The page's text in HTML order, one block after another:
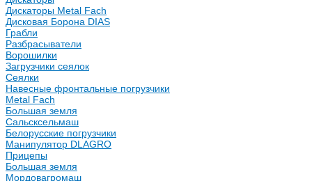
Дискаторы Metal Fach
Дисковая Борона DIAS
Грабли
Разбрасыватели
Ворошилки
Загрузчики сеялок
Сеялки
Навесные фронтальные погрузчики
Metal Fach
Большая земля
Сальсксельмаш
Белорусские погрузчики
Манипулятор DLAGRO
Прицепы
Большая земля
Мордовагромаш